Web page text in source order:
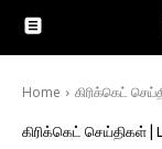
Home கிரிக்கெட்
கிரிக்கெட் செய்திகள் |